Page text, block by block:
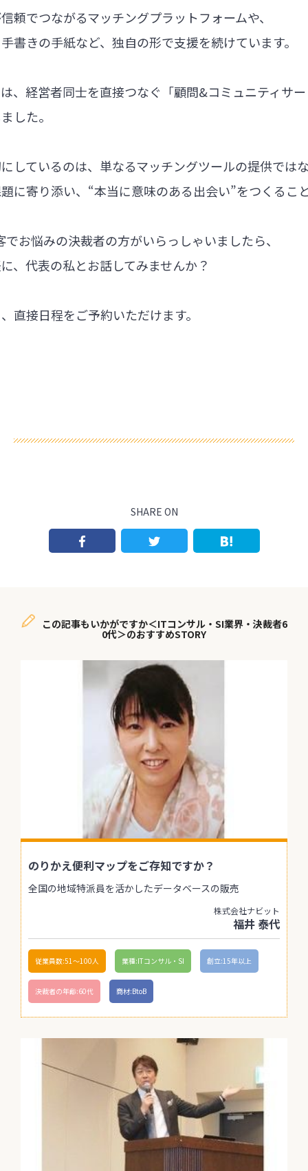
頼でつながるマッチングプラットフォームや、
書きの手紙など、独自の形で支援を続けています。
、経営者同士を直接つなぐ「顧問&コミュニティサ
した。
しているのは、単なるマッチングツールの提供では
に寄り添い、“本当に意味のある出会い”をつくるこ
お悩みの決裁者の方がいらっしゃいましたら、
、代表の私とお話してみませんか？
直接日程をご予約いただけます。
SHARE ON
この記事もいかがですか＜ITコンサル・SI業界・決裁者6
0代＞のおすすめSTORY
のりかえ便利マップをご存知ですか？
全国の地域特派員を活かしたデータベースの販売
株式会社ナビット
福井 泰代
従業員数:51〜100人 業種:ITコンサル・SI 創立:15年以上
決裁者の年齢:60代 商材:BtoB